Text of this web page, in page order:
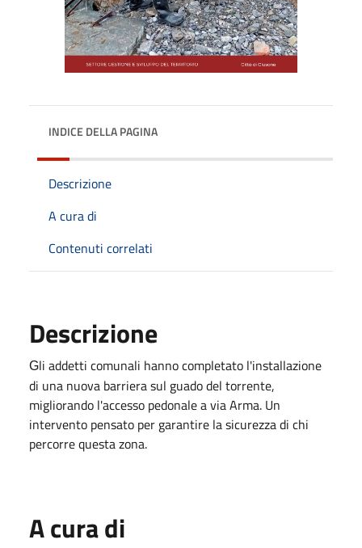
INDICE DELLA PAGINA
Descrizione
A cura di
Contenuti correlati
Descrizione
Gli addetti comunali hanno completato l'installazione
di una nuova barriera sul guado del torrente,
migliorando l'accesso pedonale a via Arma. Un
intervento pensato per garantire la sicurezza di chi
percorre questa zona.
A cura di